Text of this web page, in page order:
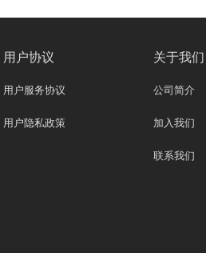
用户协议
用户服务协议
用户隐私政策
关于我们
公司简介
加入我们
联系我们